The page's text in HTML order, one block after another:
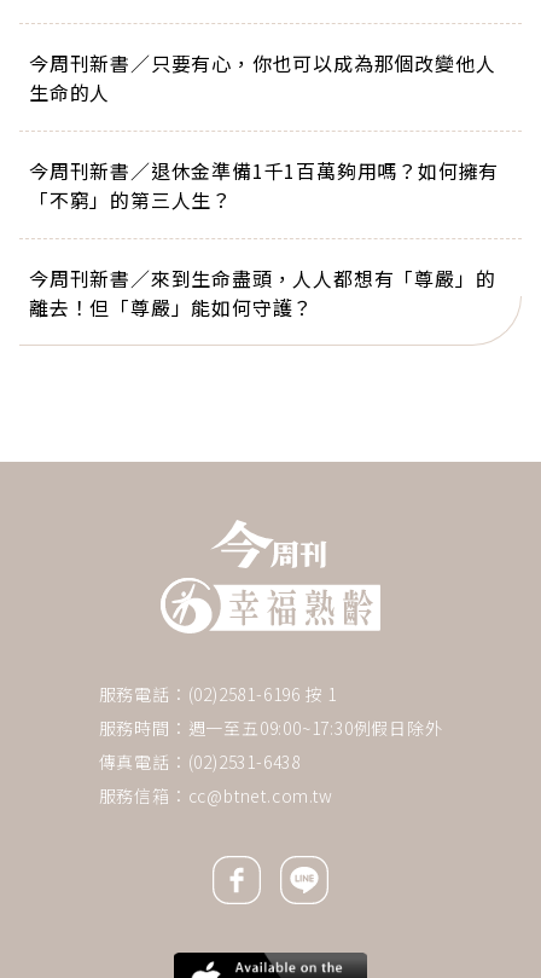
今周刊新書／只要有心，你也可以成為那個改變他人
生命的人
今周刊新書／退休金準備1千1百萬夠用嗎？如何擁有
「不窮」的第三人生？
今周刊新書／來到生命盡頭，人人都想有「尊嚴」的
離去！但「尊嚴」能如何守護？
服務電話：(02)2581-6196 按 1
服務時間：週一至五09:00~17:30例假日除外
傳真電話：(02)2531-6438
服務信箱： cc@btnet.com.tw
Facebook icon
Line icon